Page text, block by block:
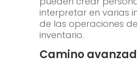
interpretar en varias
de las operaciones de
inventario.
Camino